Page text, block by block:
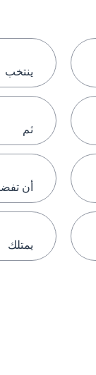
ينتخب
ثم
أن
يمتلك